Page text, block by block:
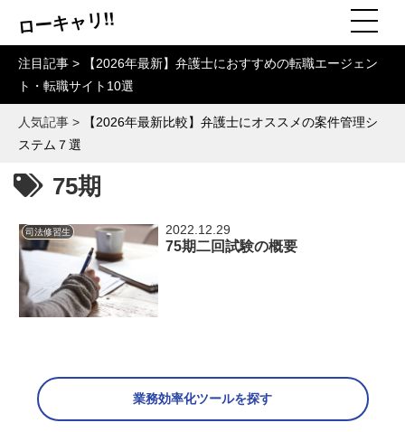
ローキャリ!!
注目記事 >
【2026年最新】弁護士におすすめの転職エージェン
ト・転職サイト10選
人気記事 >
【2026年最新比較】弁護士にオススメの案件管理シ
ステム７選
75期
司法修習生 2022.12.29
75期二回試験の概要
業務効率化ツールを探す